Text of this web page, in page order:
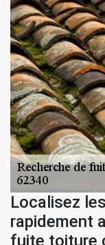
Localisez
rapidement
fuite toiture